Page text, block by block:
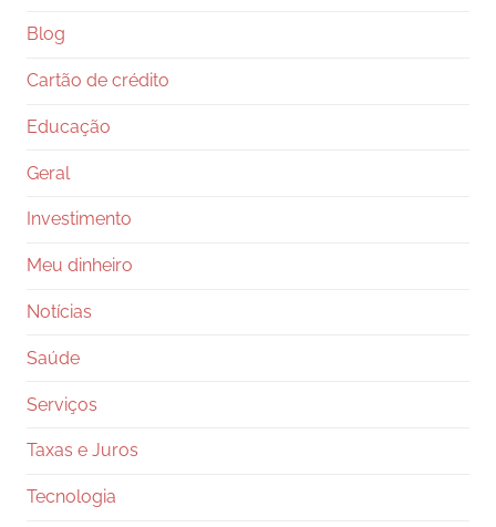
Blog
Cartão de crédito
Educação
Geral
Investimento
Meu dinheiro
Notícias
Saúde
Serviços
Taxas e Juros
Tecnologia